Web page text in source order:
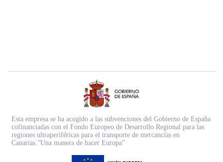
Esta empresa se ha acogido a las subvenciones del Gobierno de España
cofinanciadas con el Fondo Europeo de Desarrollo Regional para las
regiones ultraperiféricas para el transporte de mercancías en
Canarias.”Una manera de hacer Europa”